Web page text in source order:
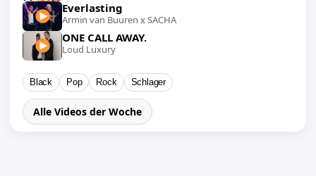
Everlasting
Armin van Buuren x SACHA
ONE CALL AWAY.
Loud Luxury
Black Pop Rock Schlager
Alle Videos der Woche